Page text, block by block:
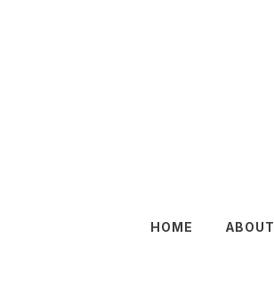
HOME ABOUT